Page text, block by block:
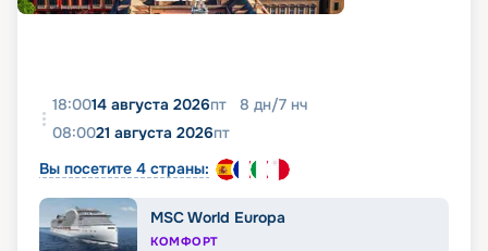
18:0014 августа 2026пт 8 дн/7 нч
08:0021 августа 2026пт
Вы посетите 4 страны:
MSC World Europa
КОМФОРТ